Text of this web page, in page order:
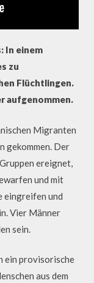
In einem
zu
Flüchtlingen.
aufgenommen.
Migranten
gekommen. Der
ereignet,
und mit
eingreifen und
Vier Männer
sein.
ein provisorische
aus dem